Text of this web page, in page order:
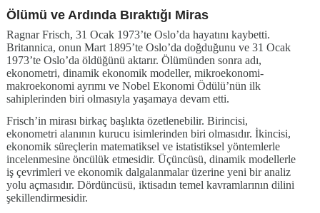
Ölümü ve Ardında Bıraktığı Miras
Ragnar Frisch, 31 Ocak 1973’te Oslo’da hayatını kaybetti.
Britannica, onun Mart 1895’te Oslo’da doğduğunu ve 31 Ocak
1973’te Oslo’da öldüğünü aktarır. Ölümünden sonra adı,
ekonometri, dinamik ekonomik modeller, mikroekonomi-
makroekonomi ayrımı ve Nobel Ekonomi Ödülü’nün ilk
sahiplerinden biri olmasıyla yaşamaya devam etti.
Frisch’in mirası birkaç başlıkta özetlenebilir. Birincisi,
ekonometri alanının kurucu isimlerinden biri olmasıdır. İkincisi,
ekonomik süreçlerin matematiksel ve istatistiksel yöntemlerle
incelenmesine öncülük etmesidir. Üçüncüsü, dinamik modellerle
iş çevrimleri ve ekonomik dalgalanmalar üzerine yeni bir analiz
yolu açmasıdır. Dördüncüsü, iktisadın temel kavramlarının dilini
şekillendirmesidir.